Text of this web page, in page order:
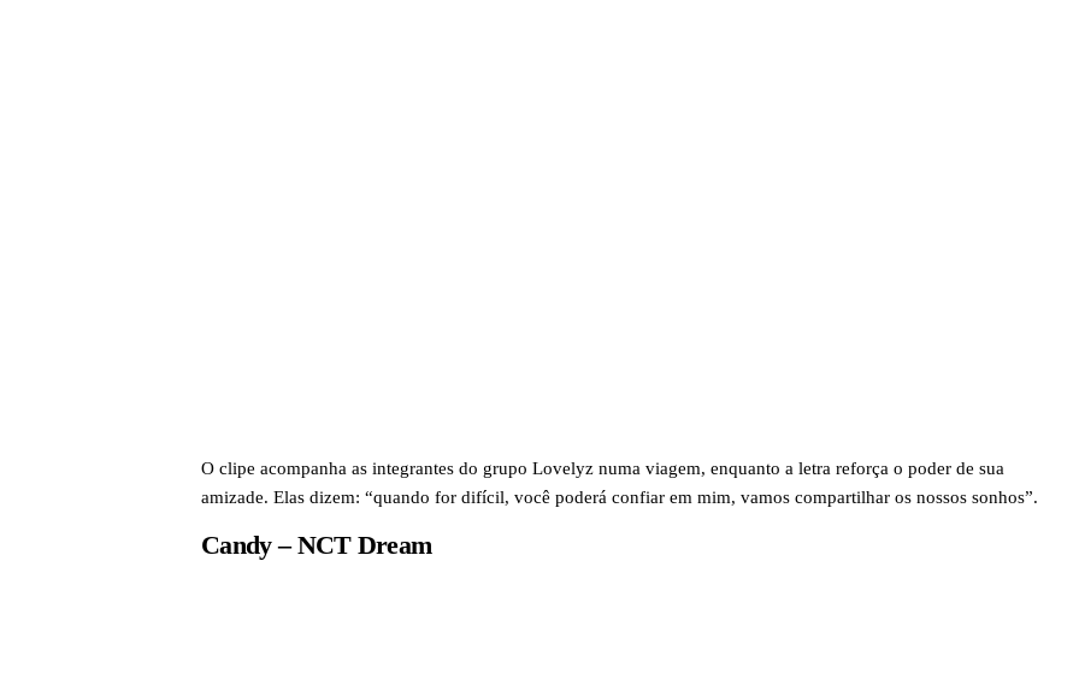
O clipe acompanha as integrantes do grupo Lovelyz numa viagem, enquanto a letra reforça o poder de sua
amizade. Elas dizem: “quando for difícil, você poderá confiar em mim, vamos compartilhar os nossos sonhos”.
Candy – NCT Dream